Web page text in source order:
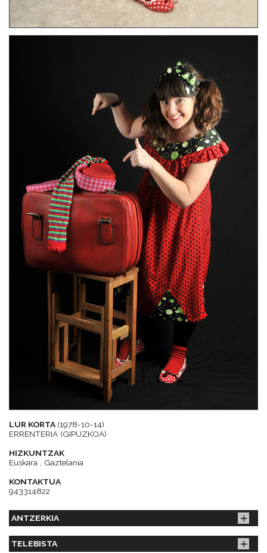
LUR KORTA (1978-10-14)
ERRENTERIA (GIPUZKOA)
HIZKUNTZAK
Euskara , Gaztelania
KONTAKTUA
943314822
ANTZERKIA
TELEBISTA